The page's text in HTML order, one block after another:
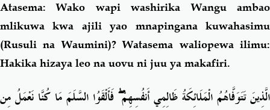
Atasema: Wako wapi washirika Wangu ambao
mlikuwa kwa ajili yao mnapingana kuwahasimu
(Rusuli na Waumini)? Watasema waliopewa ilimu:
Hakika hizaya leo na uovu ni juu ya makafiri.
الَّذِينَ تَتَوَفَّاهُمُ الْمَلَائِكَةُ ظَالِمِي أَنفُسِهِمْۖفَأَلْقَوُا السَّلَمَ مَا كُنَّا نَعْمَلُ مِن